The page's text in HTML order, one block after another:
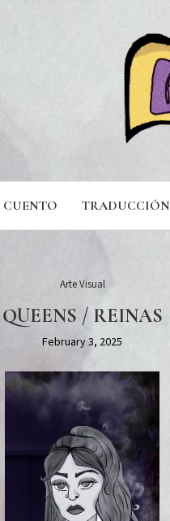
CUENTO TRADUCCIÓN
Arte Visual
QUEENS / REINAS
February 3, 2025